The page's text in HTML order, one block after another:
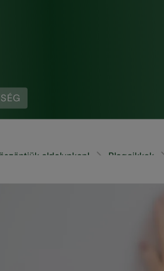
Blogcikkek
oldalunkon!
egy a középfül vagy belső
hatással lehet az
és hányingert is okozhat.
a labirintitisz okait,